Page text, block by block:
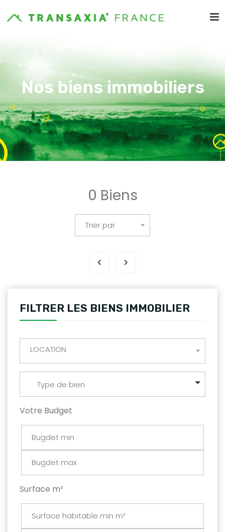
Nos biens immobiliers
0 Biens
Trier par
FILTRER LES BIENS IMMOBILIER
LOCATION
Type de bien
Votre Budget
Surface m²